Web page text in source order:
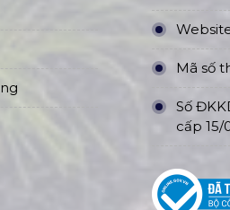
Mã số
Số
cấp 15/